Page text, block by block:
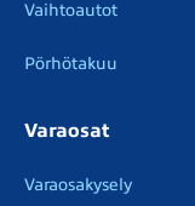
Vaihtoautot
Pörhötakuu
Varaosat
Varaosakysely